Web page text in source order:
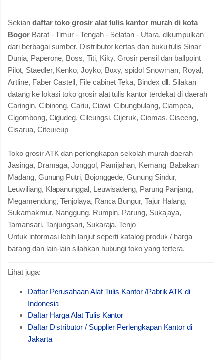
Sekian daftar toko grosir alat tulis kantor murah di kota
Bogor Barat - Timur - Tengah - Selatan - Utara, dikumpulkan
dari berbagai sumber. Distributor kertas dan buku tulis Sinar
Dunia, Paperone, Boss, Titi, Kiky. Grosir pensil dan ballpoint
Pilot, Staedler, Kenko, Joyko, Boxy, spidol Snowman, Royal,
Artline, Faber Castell, File cabinet Teka, Bindex dll. Silakan
datang ke lokasi toko grosir alat tulis kantor terdekat di daerah
Caringin, Cibinong, Cariu, Ciawi, Cibungbulang, Ciampea,
Cigombong, Cigudeg, Cileungsi, Cijeruk, Ciomas, Ciseeng,
Cisarua, Citeureup
Toko grosir ATK dan perlengkapan sekolah murah daerah
Jasinga, Dramaga, Jonggol, Pamijahan, Kemang, Babakan
Madang, Gunung Putri, Bojonggede, Gunung Sindur,
Leuwiliang, Klapanunggal, Leuwisadeng, Parung Panjang,
Megamendung, Tenjolaya, Ranca Bungur, Tajur Halang,
Sukamakmur, Nanggung, Rumpin, Parung, Sukajaya,
Tamansari, Tanjungsari, Sukaraja, Tenjo
Untuk informasi lebih lanjut seperti katalog produk / harga
barang dan lain-lain silahkan hubungi toko yang tertera.
Lihat juga:
Daftar Perusahaan Alat Tulis Kantor /Pabrik ATK di
Indonesia
Daftar Harga Alat Tulis Kantor
Daftar Distributor / Supplier Perlengkapan Kantor di
Jakarta